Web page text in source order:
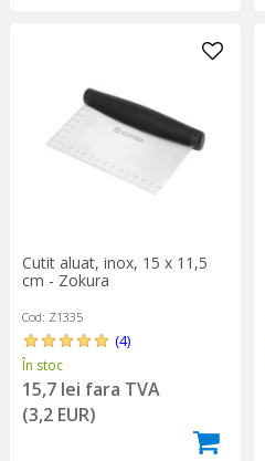
Cutit aluat, inox, 15 x 11,5
cm - Zokura
Cod: Z1335
(4)
În stoc
15,7 lei fara TVA
(3,2 EUR)